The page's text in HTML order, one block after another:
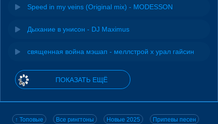
Speed in my veins (Original mix) - MODESSON
Дыхание в унисон - DJ Maximus
священная война мэшап - меллстрой х урал гайсин
ПОКАЗАТЬ ЕЩЁ
↑ Топовые Все рингтоны Новые 2025 Припевы песен